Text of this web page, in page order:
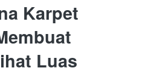
Karpet
Luas